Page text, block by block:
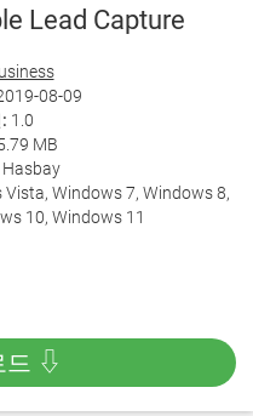
Lead Capture
08-09
1.0
MB
Hasbay
Windows 7, Windows 8,
10, Windows 11
드 ⇩